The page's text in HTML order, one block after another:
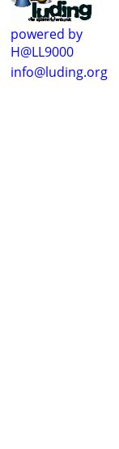
powered by
H@LL9000
info@luding.org